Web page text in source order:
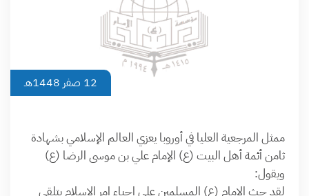
12 صفر 1448هـ
ممثل المرجعية العليا في أوروبا يعزي العالم الإسلامي بشهادة
ثامن أئمة أهل البيت (ع) الإمام علي بن موسى الرضا (ع)
ويقول:
لقد حث الامام (ع) المسلمين على احياء امر الاسلام بتلقي